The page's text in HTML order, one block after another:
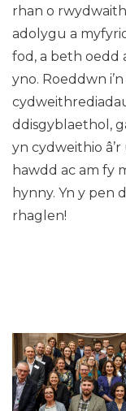
rhan o
adolygu a
fod, a beth oedd
yno. Roeddwn
ddisgyblaethol,
yn cydweithio
hawdd ac am fy
hynny. Yn y pen
rhaglen!